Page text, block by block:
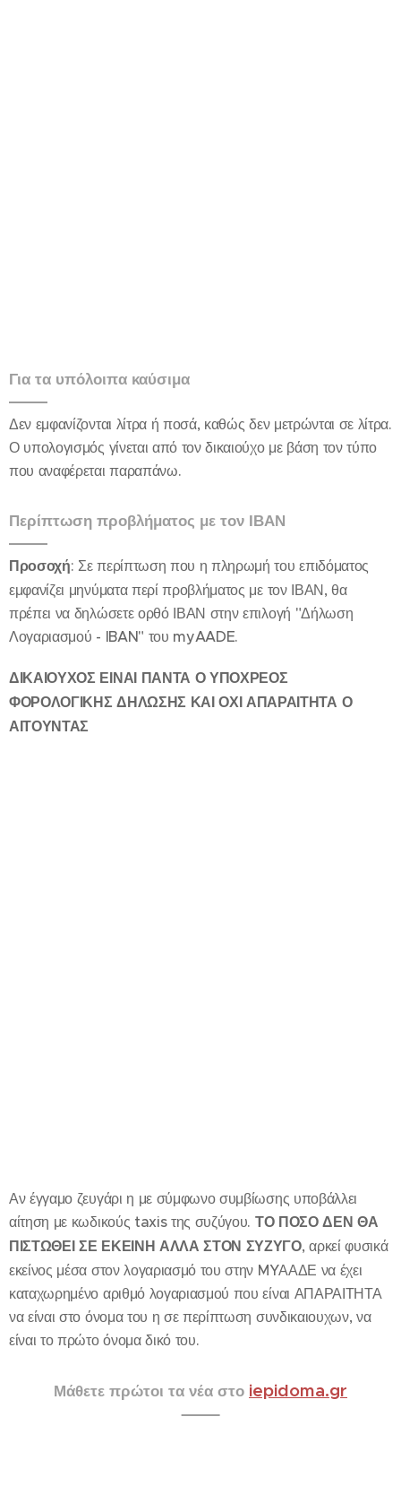
Για τα υπόλοιπα καύσιμα
Δεν εμφανίζονται λίτρα ή ποσά, καθώς δεν μετρώνται σε λίτρα.
Ο υπολογισμός γίνεται από τον δικαιούχο με βάση τον τύπο
που αναφέρεται παραπάνω.
Περίπτωση προβλήματος με τον ΙΒΑΝ
Προσοχή: Σε περίπτωση που η πληρωμή του επιδόματος
εμφανίζει μηνύματα περί προβλήματος με τον ΙΒΑΝ, θα
πρέπει να δηλώσετε ορθό ΙΒΑΝ στην επιλογή "Δήλωση
Λογαριασμού - IBAN" του myAADE.
ΔΙΚΑΙΟΥΧΟΣ ΕΙΝΑΙ ΠΑΝΤΑ Ο ΥΠΟΧΡΕΟΣ
ΦΟΡΟΛΟΓΙΚΗΣ ΔΗΛΩΣΗΣ ΚΑΙ ΟΧΙ ΑΠΑΡΑΙΤΗΤΑ Ο
ΑΙΤΟΥΝΤΑΣ
Αν έγγαμο ζευγάρι η με σύμφωνο συμβίωσης υποβάλλει
αίτηση με κωδικούς taxis της συζύγου. ΤΟ ΠΟΣΟ ΔΕΝ ΘΑ
ΠΙΣΤΩΘΕΙ ΣΕ ΕΚΕΙΝΗ ΑΛΛΑ ΣΤΟΝ ΣΥΖΥΓΟ, αρκεί φυσικά
εκείνος μέσα στον λογαριασμό του στην MYΑΑΔΕ να έχει
καταχωρημένο αριθμό λογαριασμού που είναι ΑΠΑΡΑΙΤΗΤΑ
να είναι στο όνομα του η σε περίπτωση συνδικαιουχων, να
είναι το πρώτο όνομα δικό του.
Μάθετε πρώτοι τα νέα στο iepidoma.gr